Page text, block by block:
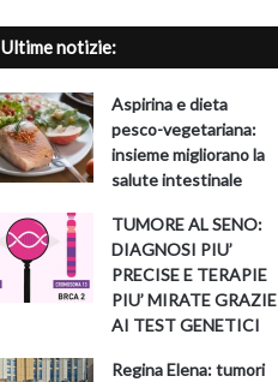
Ultime notizie:
Aspirina e dieta
pesco-vegetariana:
insieme migliorano la
salute intestinale
TUMORE AL SENO:
DIAGNOSI PIU’
PRECISE E TERAPIE
PIU’ MIRATE GRAZIE
AI TEST GENETICI
Regina Elena: tumori